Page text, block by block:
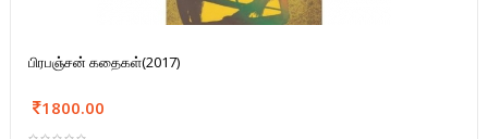
பிரபஞ்சன் கதைகள்(2017)
1800.00